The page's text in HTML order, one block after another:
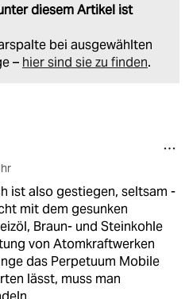
diesem Artikel ist
bei ausgewählten
– hier sind sie zu finden.
ist also gestiegen, seltsam -
mit dem gesunken
Braun- und Steinkohle
von Atomkraftwerken
das Perpetuum Mobile
lässt, muss man